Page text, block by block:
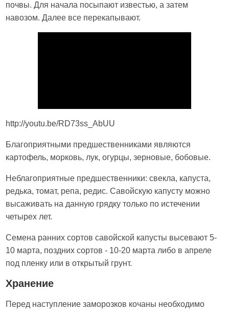
почвы. Для начала посыпают известью, а затем
навозом. Далее все перекапывают.
http://youtu.be/RD73ss_AbUU
Благоприятными предшественниками являются
картофель, морковь, лук, огурцы, зерновые, бобовые.
Неблагоприятные предшественники: свекла, капуста,
редька, томат, репа, редис. Савойскую капусту можно
высаживать на данную грядку только по истечении
четырех лет.
Семена ранних сортов савойской капусты высевают 5-
10 марта, поздних сортов - 10-20 марта либо в апреле
под пленку или в открытый грунт.
Хранение
Перед наступление заморозков кочаны необходимо